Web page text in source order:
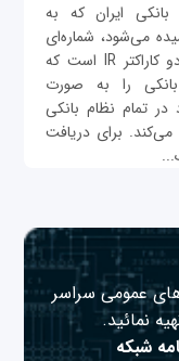
ایران که به
می‌شود، شماره‌ای
با 24 رقم و دو کاراکتر IR است که
را به صورت
تمام نظام بانکی
برای دریافت
عمومی سراسر
نمائید.
شبکه